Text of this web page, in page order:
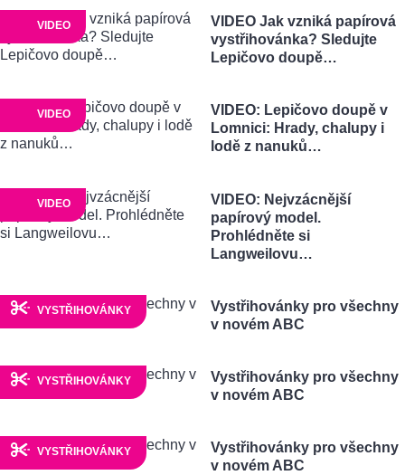
VIDEO
VIDEO Jak vzniká papírová
vystřihovánka? Sledujte
Lepičovo doupě…
VIDEO
VIDEO: Lepičovo doupě v
Lomnici: Hrady, chalupy i
lodě z nanuků…
VIDEO
VIDEO: Nejvzácnější
papírový model.
Prohlédněte si
Langweilovu…
VYSTŘIHOVÁNKY
Vystřihovánky pro všechny
v novém ABC
VYSTŘIHOVÁNKY
Vystřihovánky pro všechny
v novém ABC
VYSTŘIHOVÁNKY
Vystřihovánky pro všechny
v novém ABC